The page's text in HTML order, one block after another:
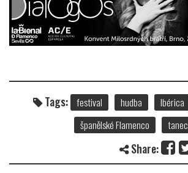
Tags: festival hudba Ibérica
španělské Flamenco
tanec
Share: